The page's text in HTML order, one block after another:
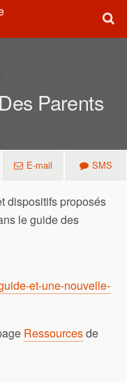
Parents
E-mail SMS
dispositifs proposés
le guide des
et-une-nouvelle-
Ressourcesde